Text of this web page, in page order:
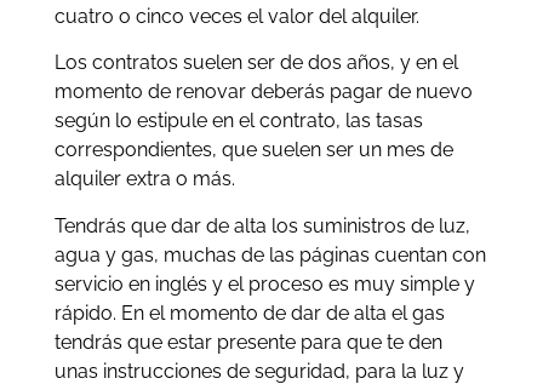
cuatro o cinco veces el valor del alquiler.
Los contratos suelen ser de dos años, y en el
momento de renovar deberás pagar de nuevo
según lo estipule en el contrato, las tasas
correspondientes, que suelen ser un mes de
alquiler extra o más.
Tendrás que dar de alta los suministros de luz,
agua y gas, muchas de las páginas cuentan con
servicio en inglés y el proceso es muy simple y
rápido. En el momento de dar de alta el gas
tendrás que estar presente para que te den
unas instrucciones de seguridad, para la luz y